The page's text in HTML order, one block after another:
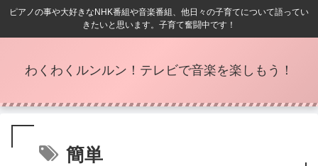
ピアノの事や大好きなNHK番組や音楽番組、他日々の子育てについて語ってい
きたいと思います。子育て奮闘中です！
わくわくルンルン！テレビで音楽を楽しもう！
簡単